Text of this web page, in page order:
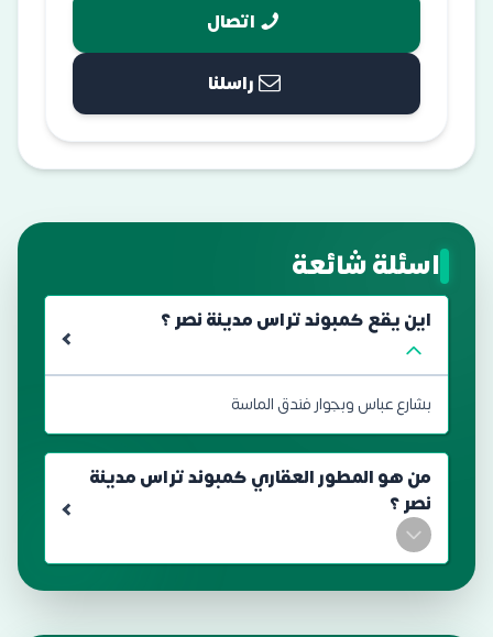
اتصال
راسلنا
اسئلة شائعة
اين يقع كمبوند تراس مدينة نصر ؟
بشارع عباس وبجوار فندق الماسة
من هو المطور العقاري كمبوند تراس مدينة
نصر ؟